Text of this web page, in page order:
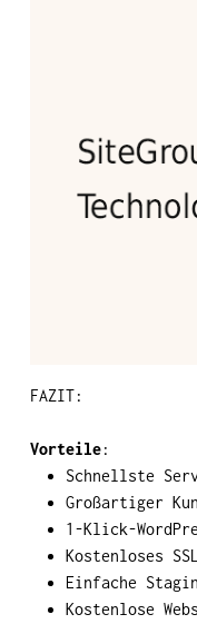
FAZIT:
Vorteile:
Schnellste
Großartiger
1-Klick-
Kostenloses
Einfache
Kostenlose